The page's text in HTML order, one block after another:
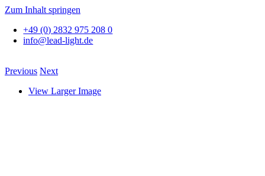
Zum Inhalt springen
+49 (0) 2832 975 208 0
info@lead-light.de
Previous Next
View Larger Image